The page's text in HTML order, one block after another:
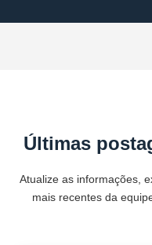
Últimas
Atualize as informações,
mais recentes da